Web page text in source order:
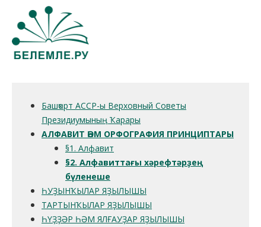
Башҡорт АССР-ы Верховный Советы
Президиумының Ҡарары
АЛФАВИТ ҺӘМ ОРФОГРАФИЯ ПРИНЦИПТАРЫ
§1. Алфавит
§2. Алфавиттағы хәрефтәрҙең
бүленеше
ҺУҘЫНҠЫЛАР ЯҘЫЛЫШЫ
ТАРТЫНҠЫЛАР ЯҘЫЛЫШЫ
ҺҮҘҘӘР ҺӘМ ЯЛҒАУҘАР ЯҘЫЛЫШЫ